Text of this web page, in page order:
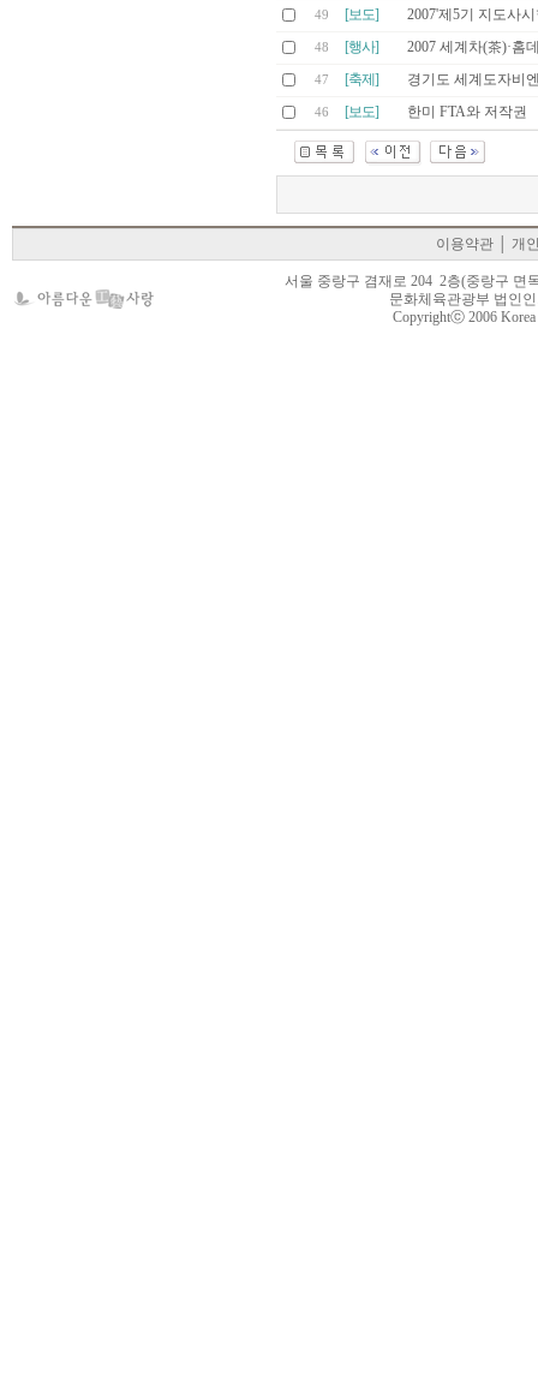
49 [보도] 2007'제5기 지도사
48 [행사] 2007 세계차(茶)·홈
47 [축제] 경기도 세계도자비
46 [보도] 한미 FTA와 저작권
이용약관 │개
서울 중랑구 겸재로 204 2층(중랑구 면
문화체육관광부 법인
Copyrightⓒ 2006 Korea